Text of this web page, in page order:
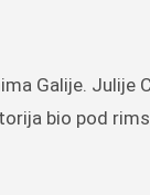
Galije. Julije
bio pod